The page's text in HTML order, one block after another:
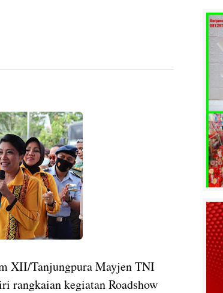
XII/Tanjungpura Mayjen TNI
rangkaian kegiatan Roadshow